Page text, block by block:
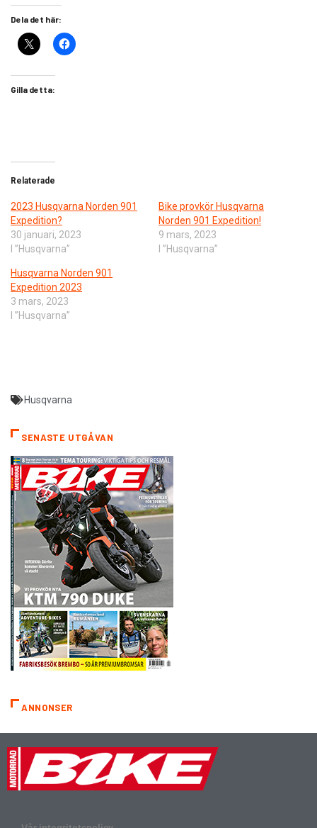
Dela det här:
Gilla detta:
Relaterade
2023 Husqvarna Norden 901
Expedition?
30 januari, 2023
I ”Husqvarna”
Bike provkör Husqvarna
Norden 901 Expedition!
9 mars, 2023
I ”Husqvarna”
Husqvarna Norden 901
Expedition 2023
3 mars, 2023
I ”Husqvarna”
Husqvarna
SENASTE UTGÅVAN
ANNONSER